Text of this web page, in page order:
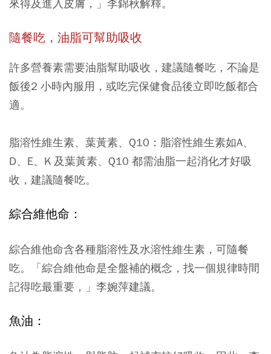
來得及進入皮膚，」李錦秋解釋。
隨餐吃，油脂可幫助吸收
許多營養素需要油脂幫助吸收，建議隨餐吃，不論是
飯後2 小時內服用，或吃完保健食品後立即吃飯都合
適。
脂溶性維生素、葉黃素、Q10：脂溶性維生素如A、
D、E、K 及葉黃素、Q10 都需油脂一起消化才好吸
收，建議隨餐吃。
綜合維他命：
綜合維他命含各種脂溶性及水溶性維生素，可隨餐
吃。「綜合維他命是全盤補的概念，找一個規律時間
記得吃最重要，」李婉萍建議。
魚油：